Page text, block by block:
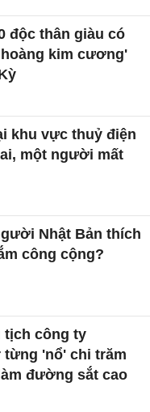
độc thân giàu có
kim cương'
khu vực thuỷ điện
một người mất
Nhật Bản thích
công cộng?
tịch công ty
từng 'nổ' chi trăm
đường sắt cao